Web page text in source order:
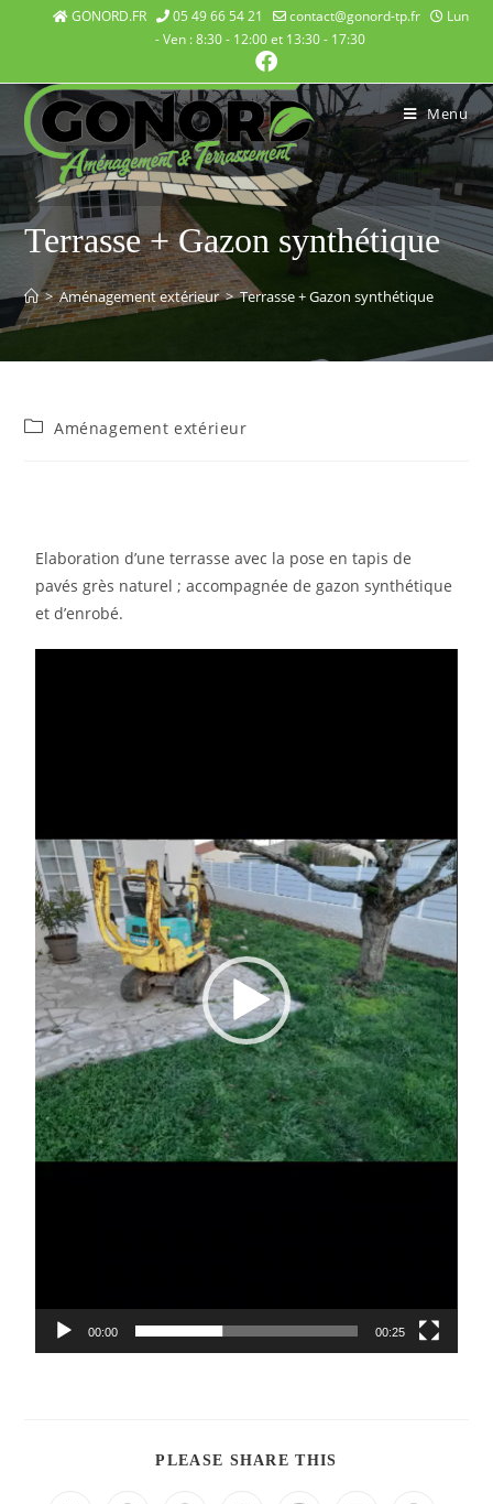
GONORD.FR 05 49 66 54 21 contact@gonord-tp.fr
Lun
- Ven : 8:30 - 12:00 et 13:30 - 17:30
Menu
Terrasse + Gazon synthétique
> Aménagement extérieur > Terrasse + Gazon synthétique
Aménagement extérieur
Elaboration d’une terrasse avec la pose en tapis de
pavés grès naturel ; accompagnée de gazon synthétique
et d’enrobé.
00:00 00:25
PLEASE SHARE THIS